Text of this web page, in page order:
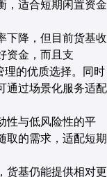
，适合短期闲置资金
下降，但目前货基收
资金，而且支
理的优质选择。同时
通过场景化服务适配
性与低风险性的平
取的需求，适配短期
货基仍能提供相对更